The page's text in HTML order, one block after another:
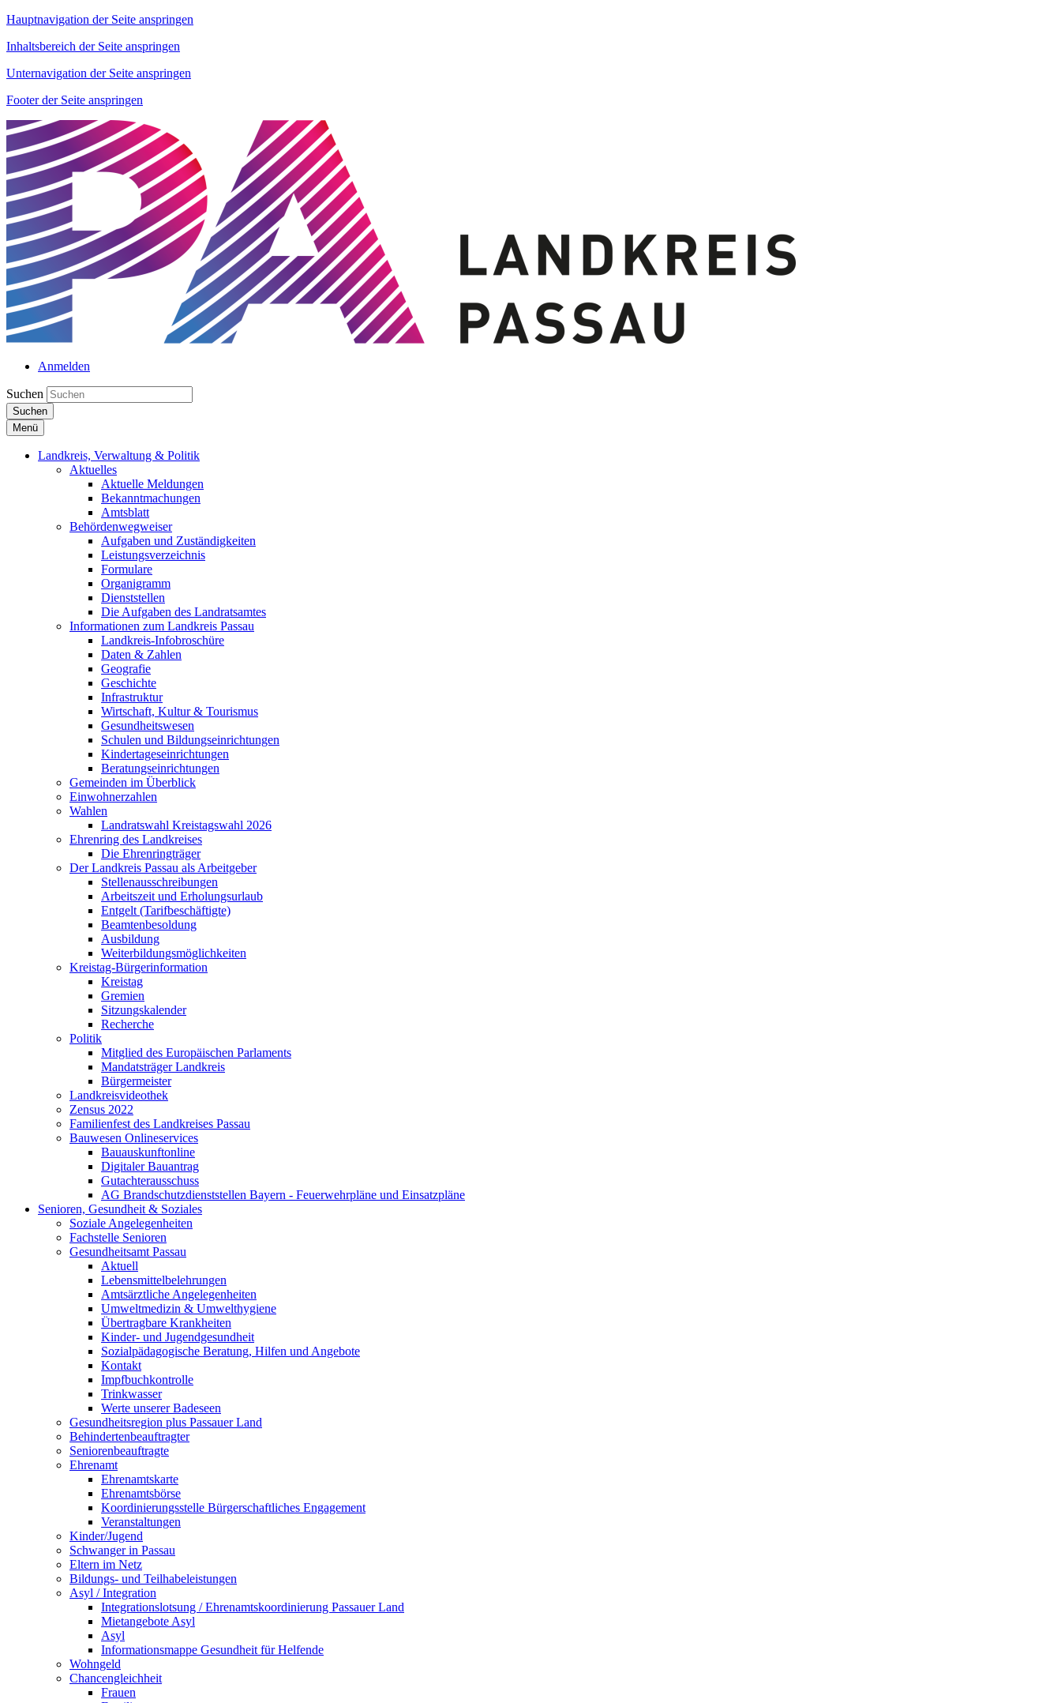
Hauptnavigation der Seite anspringen
Inhaltsbereich der Seite anspringen
Unternavigation der Seite anspringen
Footer der Seite anspringen
Anmelden
Suchen
Suchen
Menü
Landkreis, Verwaltung & Politik
Aktuelles
Aktuelle Meldungen
Bekanntmachungen
Amtsblatt
Behördenwegweiser
Aufgaben und Zuständigkeiten
Leistungsverzeichnis
Formulare
Organigramm
Dienststellen
Die Aufgaben des Landratsamtes
Informationen zum Landkreis Passau
Landkreis-Infobroschüre
Daten & Zahlen
Geografie
Geschichte
Infrastruktur
Wirtschaft, Kultur & Tourismus
Gesundheitswesen
Schulen und Bildungseinrichtungen
Kindertageseinrichtungen
Beratungseinrichtungen
Gemeinden im Überblick
Einwohnerzahlen
Wahlen
Landratswahl Kreistagswahl 2026
Ehrenring des Landkreises
Die Ehrenringträger
Der Landkreis Passau als Arbeitgeber
Stellenausschreibungen
Arbeitszeit und Erholungsurlaub
Entgelt (Tarifbeschäftigte)
Beamtenbesoldung
Ausbildung
Weiterbildungsmöglichkeiten
Kreistag-Bürgerinformation
Kreistag
Gremien
Sitzungskalender
Recherche
Politik
Mitglied des Europäischen Parlaments
Mandatsträger Landkreis
Bürgermeister
Landkreisvideothek
Zensus 2022
Familienfest des Landkreises Passau
Bauwesen Onlineservices
Bauauskunftonline
Digitaler Bauantrag
Gutachterausschuss
AG Brandschutzdienststellen Bayern - Feuerwehrpläne und Einsatzpläne
Senioren, Gesundheit & Soziales
Soziale Angelegenheiten
Fachstelle Senioren
Gesundheitsamt Passau
Aktuell
Lebensmittelbelehrungen
Amtsärztliche Angelegenheiten
Umweltmedizin & Umwelthygiene
Übertragbare Krankheiten
Kinder- und Jugendgesundheit
Sozialpädagogische Beratung, Hilfen und Angebote
Kontakt
Impfbuchkontrolle
Trinkwasser
Werte unserer Badeseen
Gesundheitsregion plus Passauer Land
Behindertenbeauftragter
Seniorenbeauftragte
Ehrenamt
Ehrenamtskarte
Ehrenamtsbörse
Koordinierungsstelle Bürgerschaftliches Engagement
Veranstaltungen
Kinder/Jugend
Schwanger in Passau
Eltern im Netz
Bildungs- und Teilhabeleistungen
Asyl / Integration
Integrationslotsung / Ehrenamtskoordinierung Passauer Land
Mietangebote Asyl
Asyl
Informationsmappe Gesundheit für Helfende
Wohngeld
Chancengleichheit
Frauen